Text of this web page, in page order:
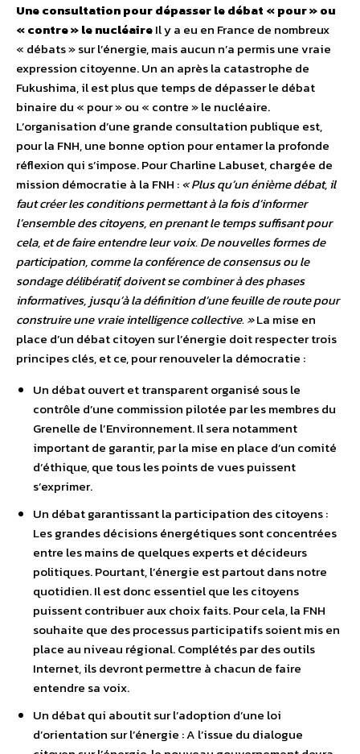
Une consultation pour dépasser le débat « pour » ou
« contre » le nucléaireIl y a eu en France de nombreux
« débats » sur l’énergie, mais aucun n’a permis une vraie
expression citoyenne. Un an après la catastrophe de
Fukushima, il est plus que temps de dépasser le débat
binaire du « pour » ou « contre » le nucléaire.
L’organisation d’une grande consultation publique est,
pour la FNH, une bonne option pour entamer la profonde
réflexion qui s’impose. Pour Charline Labuset, chargée de
mission démocratie à la FNH :« Plus qu’un énième débat, il
faut créer les conditions permettant à la fois d’informer
l’ensemble des citoyens, en prenant le temps suffisant pour
cela, et de faire entendre leur voix. De nouvelles formes de
participation, comme la conférence de consensus ou le
sondage délibératif, doivent se combiner à des phases
informatives, jusqu’à la définition d’une feuille de route pour
construire une vraie intelligence collective. »La mise en
place d’un débat citoyen sur l’énergie doit respecter trois
principes clés, et ce, pour renouveler la démocratie :
Un débat ouvert et transparent organisé sous le
contrôle d’une commission pilotée par les membres du
Grenelle de l’Environnement. Il sera notamment
important de garantir, par la mise en place d’un comité
d’éthique, que tous les points de vues puissent
s’exprimer.
Un débat garantissant la participation des citoyens :
Les grandes décisions énergétiques sont concentrées
entre les mains de quelques experts et décideurs
politiques. Pourtant, l’énergie est partout dans notre
quotidien. Il est donc essentiel que les citoyens
puissent contribuer aux choix faits. Pour cela, la FNH
souhaite que des processus participatifs soient mis en
place au niveau régional. Complétés par des outils
Internet, ils devront permettre à chacun de faire
entendre sa voix.
Un débat qui aboutit sur l’adoption d’une loi
d’orientation sur l’énergie : A l’issue du dialogue